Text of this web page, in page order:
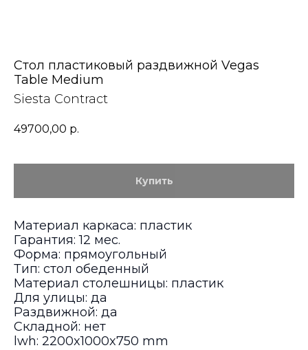
Стол пластиковый раздвижной Vegas
Table Medium
Siesta Contract
49700,00 р.
Купить
Материал каркаса: пластик
Гарантия: 12 мес.
Форма: прямоугольный
Тип: стол обеденный
Материал столешницы: пластик
Для улицы: да
Раздвижной: да
Складной: нет
lwh: 2200x1000x750 mm